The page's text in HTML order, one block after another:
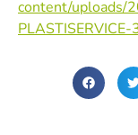
content/uploads/
PLASTISERVICE-